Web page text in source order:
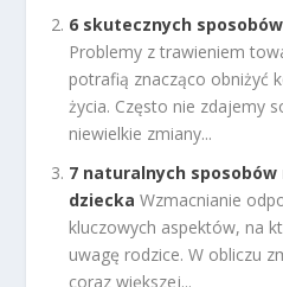
6 skutecznych
Problemy z trawieniem
potrafią znacząco obniżyć
życia. Często nie zdajemy
niewielkie zmiany...
7 naturalnych
dziecka Wzmacnianie
kluczowych aspektów, na
uwagę rodzice. W obliczu
coraz większej...